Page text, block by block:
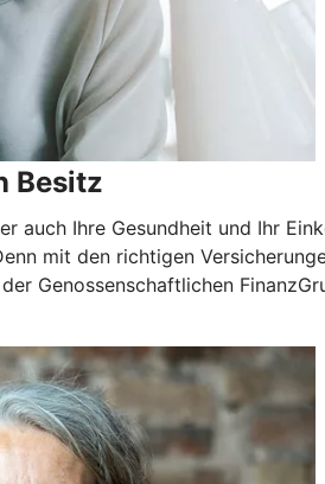
Besitz
auch Ihre Gesundheit und Ihr
mit den richtigen
Genossenschaftlichen